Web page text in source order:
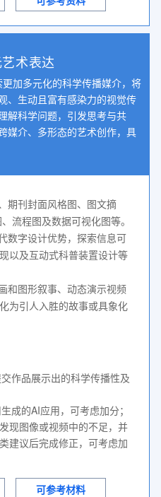
术表达
加多元化的科学传播媒介，将
、生动且富有感染力的视觉传
解科学问题，引发思考与共
媒介、多形态的艺术创作，具
期刊封面风格图、图文摘
流程图及数据可视化图等。
数字设计优势，探索信息可
以及互动式科普装置设计等
和图形叙事、动态演示视频
为引人入胜的故事或具象化
作品展示出的科学传播性及
成的AI应用，可考虑加分；
现图像或视频中的不足，并
建议后完成修正，可考虑加
可参考材料